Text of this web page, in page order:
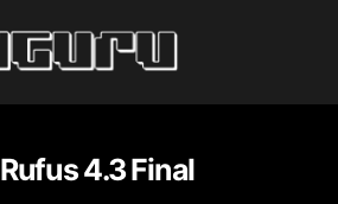
Rufus 4.3 Final